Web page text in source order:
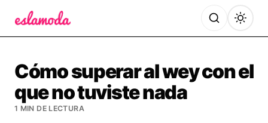
Cómo superar al wey con el
que no tuviste nada
1 MIN DE LECTURA